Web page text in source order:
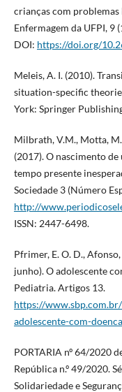
crianças com problemas
Enfermagem da UFPI,
DOI: https://doi.org/
Meleis, A. I. (2010).
situation-specific
York: Springer
Milbrath, V.M., Motta,
(2017). O nascimento
tempo presente
Sociedade 3 (Número
http://
ISSN: 2447-6498.
Pfrimer, E. O. D., Afonso,
junho). O adolescente
Pediatria. Artigos 13.
https://
adolescente-com-
PORTARIA nº 64/2020
República n.º 49/2020.
Solidariedade e